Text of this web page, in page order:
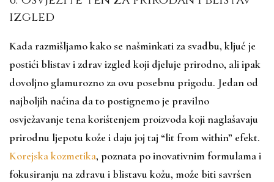
izgled
Kada razmišljamo kako se našminkati za svadbu, ključ je
postići blistav i zdrav izgled koji djeluje prirodno, ali ipak
dovoljno glamurozno za ovu posebnu prigodu. Jedan od
najboljih načina da to postignemo je pravilno
osvježavanje tena korištenjem proizvoda koji naglašavaju
prirodnu ljepotu kože i daju joj taj “lit from within” efekt.
Korejska kozmetika, poznata po inovativnim formulama i
fokusiranju na zdravu i blistavu kožu, može biti savršen